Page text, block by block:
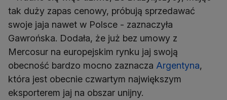
tak duży zapas cenowy, próbują sprzedawać
swoje jaja nawet w Polsce - zaznaczyła
Gawrońska. Dodała, że już bez umowy z
Mercosur na europejskim rynku jaj swoją
obecność bardzo mocno zaznacza Argentyna,
która jest obecnie czwartym największym
eksporterem jaj na obszar unijny.